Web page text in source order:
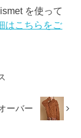
を使って
はこちらをご
ーバー